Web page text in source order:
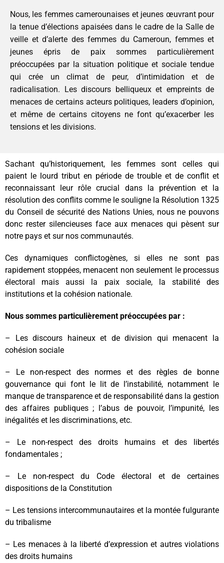
Nous, les femmes camerounaises et jeunes œuvrant pour
la tenue d’élections apaisées dans le cadre de la Salle de
veille et d’alerte des femmes du Cameroun, femmes et
jeunes épris de paix sommes particulièrement
préoccupées par la situation politique et sociale tendue
qui crée un climat de peur, d’intimidation et de
radicalisation. Les discours belliqueux et empreints de
menaces de certains acteurs politiques, leaders d’opinion,
et même de certains citoyens ne font qu’exacerber les
tensions et les divisions.
Sachant qu’historiquement, les femmes sont celles qui
paient le lourd tribut en période de trouble et de conflit et
reconnaissant leur rôle crucial dans la prévention et la
résolution des conflits comme le souligne la Résolution 1325
du Conseil de sécurité des Nations Unies, nous ne pouvons
donc rester silencieuses face aux menaces qui pèsent sur
notre pays et sur nos communautés.
Ces dynamiques conflictogènes, si elles ne sont pas
rapidement stoppées, menacent non seulement le processus
électoral mais aussi la paix sociale, la stabilité des
institutions et la cohésion nationale.
Nous sommes particulièrement préoccupées par :
– Les discours haineux et de division qui menacent la
cohésion sociale
– Le non-respect des normes et des règles de bonne
gouvernance qui font le lit de l’instabilité, notamment le
manque de transparence et de responsabilité dans la gestion
des affaires publiques ; l’abus de pouvoir, l’impunité, les
inégalités et les discriminations, etc.
– Le non-respect des droits humains et des libertés
fondamentales ;
– Le non-respect du Code électoral et de certaines
dispositions de la Constitution
– Les tensions intercommunautaires et la montée fulgurante
du tribalisme
– Les menaces à la liberté d’expression et autres violations
des droits humains